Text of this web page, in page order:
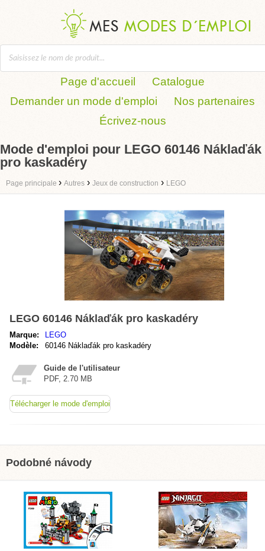
Page d'accueil
Catalogue
Demander un mode d'emploi
Nos partenaires
Écrivez-nous
Mode d'emploi pour LEGO 60146 Náklaďák
pro kaskadéry
Page principale › Autres › Jeux de construction › LEGO
LEGO 60146 Náklaďák pro kaskadéry
Marque:
LEGO
Modèle:
60146 Náklaďák pro kaskadéry
Guide de l'utilisateur
PDF, 2.70 MB
Télécharger le mode d'emploi
Podobné návody